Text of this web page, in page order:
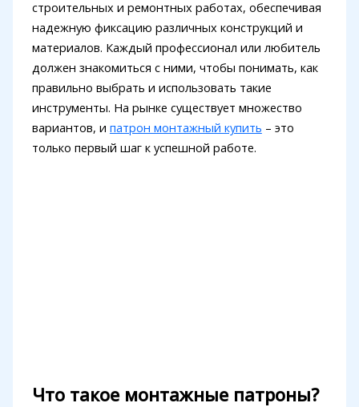
строительных и ремонтных работах, обеспечивая
надежную фиксацию различных конструкций и
материалов. Каждый профессионал или любитель
должен знакомиться с ними, чтобы понимать, как
правильно выбрать и использовать такие
инструменты. На рынке существует множество
вариантов, и патрон монтажный купить – это
только первый шаг к успешной работе.
Что такое монтажные патроны?